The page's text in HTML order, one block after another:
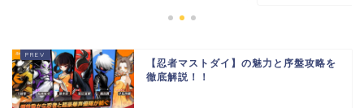
【忍者マストダイ】の魅力と序盤攻略を
徹底解説！！